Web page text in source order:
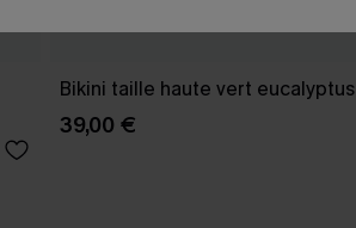
Bikini taille haute vert eucalyptus
39,00 €